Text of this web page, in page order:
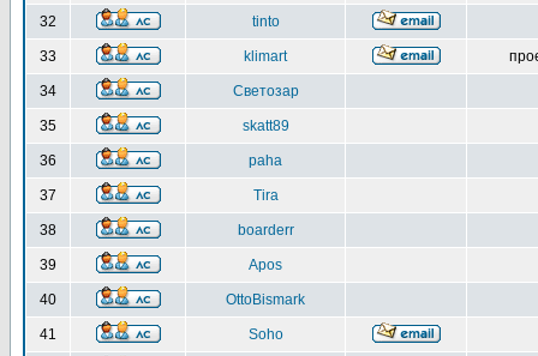
32 tinto
33 klimart
34 Светозар
35 skatt89
36 paha
37 Tira
38 boarderr
39 Apos
40 OttoBismark
41 Soho